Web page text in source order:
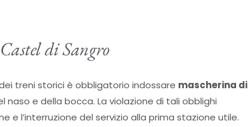
di Sangro
treni storici è obbligatorio indossare mascherina di
naso e della bocca. La violazione di tali obblighi
e l’interruzione del servizio alla prima stazione utile.